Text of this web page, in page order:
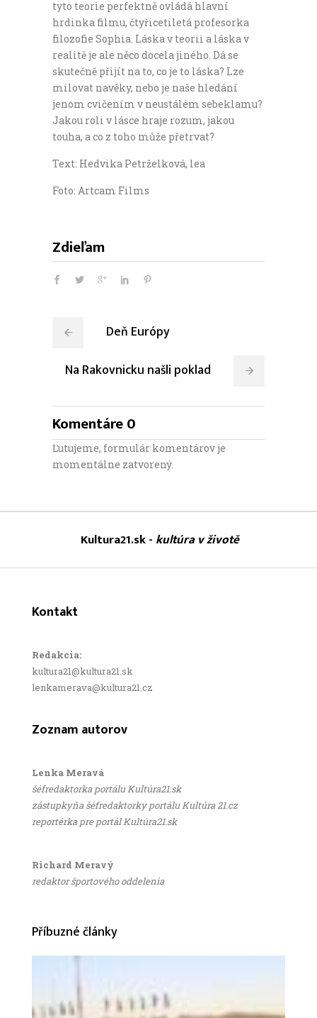
tyto teorie perfektně ovládá hlavní
hrdinka filmu, čtyřicetiletá profesorka
filozofie Sophia. Láska v teorii a láska v
realitě je ale něco docela jiného. Dá se
skutečně přijít na to, co je to láska? Lze
milovat navěky, nebo je naše hledání
jenom cvičením v neustálém sebeklamu?
Jakou roli v lásce hraje rozum, jakou
touha, a co z toho může přetrvat?
Text: Hedvika Petrželková, lea
Foto: Artcam Films
Zdieľam
Deň Európy
Na Rakovnicku našli poklad
Komentáre 0
Ľutujeme, formulár komentárov je
momentálne zatvorený.
Kultura21.sk - kultúra v životě
Kontakt
Redakcia:
kultura21@kultura21.sk
lenkamerava@kultura21.cz
Zoznam autorov
Lenka Meravá
šéfredaktorka portálu Kultúra21.sk
zástupkyňa šéfredaktorky portálu Kultúra 21.cz
reportérka pre portál Kultúra21.sk
Richard Meravý
redaktor športového oddelenia
Příbuzné články